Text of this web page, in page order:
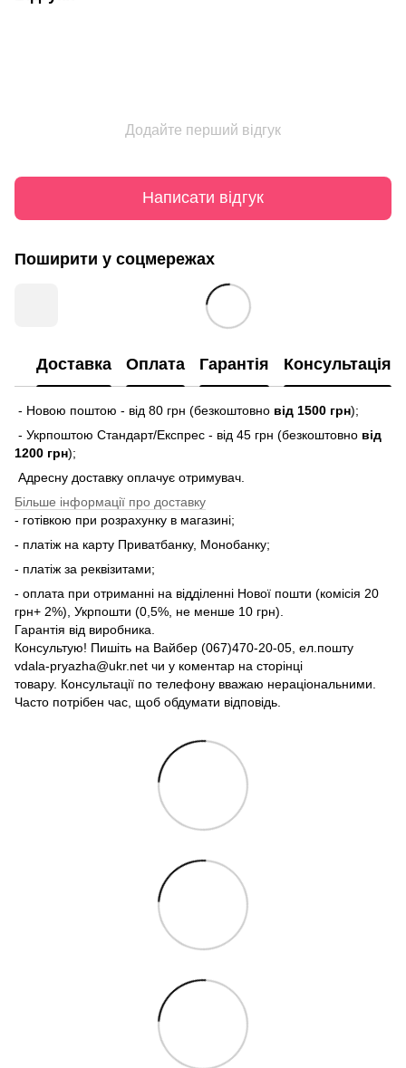
Додайте перший відгук
Написати відгук
Поширити у соцмережах
Доставка Оплата Гарантія Консультація
- Новою поштою - від 80 грн (безкоштовно від 1500 грн);
- Укрпоштою Стандарт/Експрес - від 45 грн (безкоштовно від
1200 грн);
Адресну доставку оплачує отримувач.
Більше інформації про доставку
- готівкою при розрахунку в магазині;
- платіж на карту Приватбанку, Монобанку;
- платіж за реквізитами;
- оплата при отриманні на відділенні Нової пошти (комісія 20
грн+ 2%), Укрпошти (0,5%, не менше 10 грн).
Гарантія від виробника.
Консультую! Пишіть на Вайбер (067)470-20-05, ел.пошту
vdala-pryazha@ukr.net чи у коментар на сторінці
товару. Консультації по телефону вважаю нераціональними.
Часто потрібен час, щоб обдумати відповідь.